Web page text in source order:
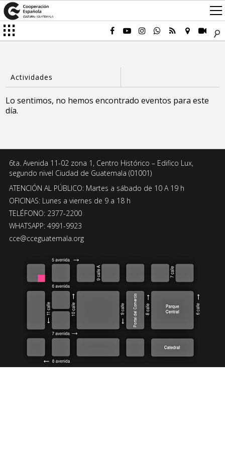
Lo sentimos, no hemos encontrado eventos para este
día.
6ta. Avenida 11-02 zona 1, Centro Histórico – Edifico Lux,
segundo nivel Ciudad de Guatemala (01001)
ATENCIÓN AL PÚBLICO: Martes a sábado de 10 A 19 h
OFICINAS: Lunes a viernes de 9 a 18 h
TELÉFONO: 2377-2200
WHATSAPP: 4991-9923
cce@cceguatemala.org